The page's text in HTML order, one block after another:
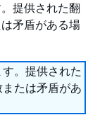
提供された翻
矛盾がある場
。提供された
たは矛盾があ